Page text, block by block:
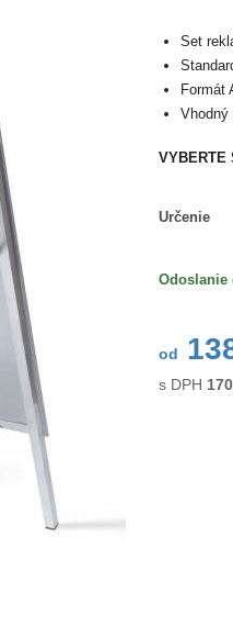
Set
Formát
VYBERTE
Určenie
Odoslanie
od
s DPH